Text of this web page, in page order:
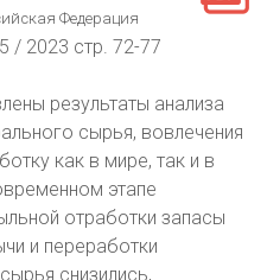
Федерация
/ 2023 стр. 72-77
результаты анализа
сырья, вовлечения
как в мире, так и в
этапе
отработки запасы
и переработки
снизились,